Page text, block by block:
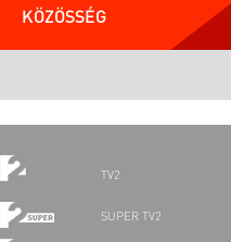
KÖZÖSSÉG
TV2
SUPER TV2